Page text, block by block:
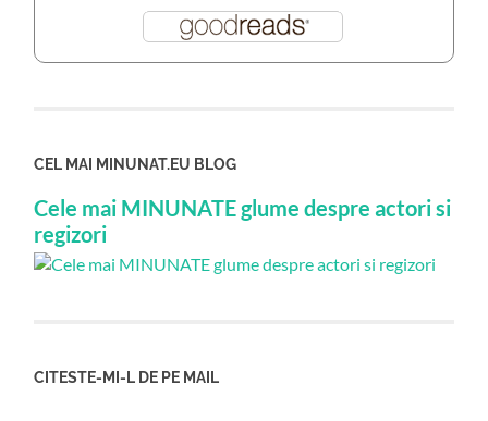
CEL MAI MINUNAT.EU BLOG
Cele mai MINUNATE glume despre actori si
regizori
CITESTE-MI-L DE PE MAIL